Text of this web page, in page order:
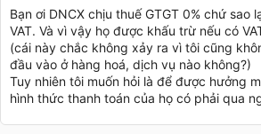
không biết thực tế nó ntn. Mong được
Bạn ơi DNCX chịu thuế GTGT 0% chứ sao
VAT. Và vì vậy họ được khấu trừ nếu có
(cái này chắc không xảy ra vì tôi cũng
đầu vào ở hàng hoá, dịch vụ nào không?)
Tuy nhiên tôi muốn hỏi là để được hưởng
hình thức thanh toán của họ có phải qua